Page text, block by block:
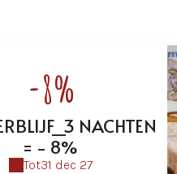
-8%
NACHTEN
= - 8%
Tot31 dec 27